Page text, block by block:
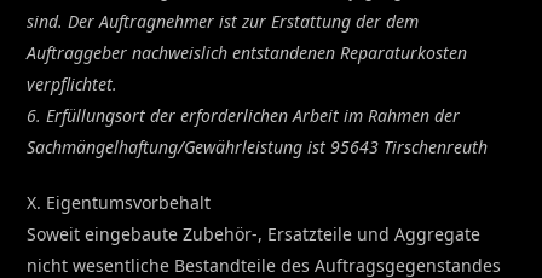
sind. Der Auftragnehmer ist zur Erstattung der dem
Auftraggeber nachweislich entstandenen Reparaturkosten
verpflichtet.
6. Erfüllungsort der erforderlichen Arbeit im Rahmen der
Sachmängelhaftung/Gewährleistung ist 95643 Tirschenreuth
X. Eigentumsvorbehalt
Soweit eingebaute Zubehör-, Ersatzteile und Aggregate
nicht wesentliche Bestandteile des Auftragsgegenstandes